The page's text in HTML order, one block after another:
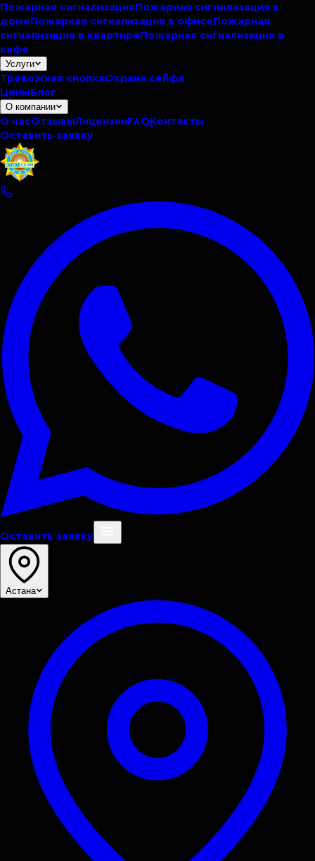
Пожарная сигнализацияПожарная сигнализация в
домеПожарная сигнализация в офисеПожарная
сигнализация в квартиреПожарная сигнализация в
кафе
Услуги
Тревожная кнопкаОхрана сейфа
ЦеныБлог
О компании
О насОтзывыЛицензииFAQКонтакты
Оставить заявку
Оставить заявку
Астана